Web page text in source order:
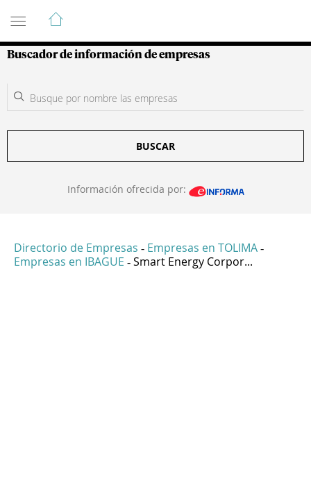
Guía de Empresas Colombianas
Buscador de información de empresas
BUSCAR
Información ofrecida por:
Directorio de Empresas - Empresas en TOLIMA -
Empresas en IBAGUE - Smart Energy Corpor...